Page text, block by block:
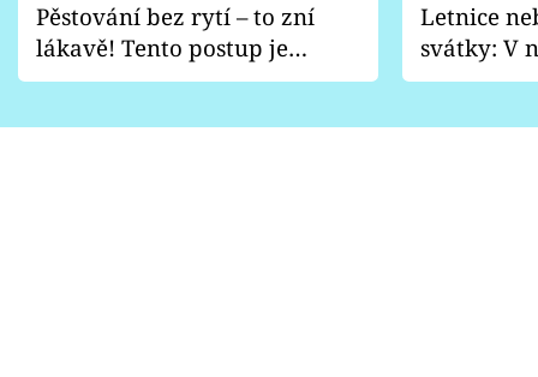
Pěstování bez rytí – to zní
lákavě! Tento postup je
vhodný jen pro některé
Letnice
svátky: V
pondělí